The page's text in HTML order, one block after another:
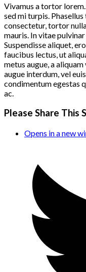
Vivamus a tortor
sed mi turpis.
consectetur, tortor
mauris. In vitae
Suspendisse aliquet,
faucibus lectus, ut
metus augue, a
augue interdum, vel
condimentum egestas
ac.
Please Share This
Opens in a new